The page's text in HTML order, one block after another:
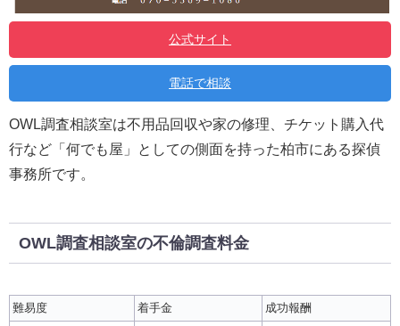
公式サイト
電話で相談
OWL調査相談室は不用品回収や家の修理、チケット購入代
行など「何でも屋」としての側面を持った柏市にある探偵
事務所です。
OWL調査相談室の不倫調査料金
難易度 着手金
成功報酬